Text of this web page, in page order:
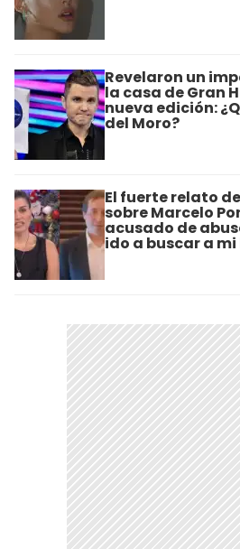
Revelaron un
la casa de Gran
nueva edición:
del Moro?
El fuerte relato
sobre Marcelo
acusado de
ido a buscar a